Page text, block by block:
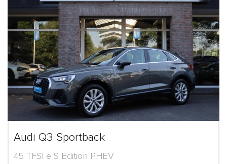
Audi Q3 Sportback
45 TFSI e S Edition PHEV